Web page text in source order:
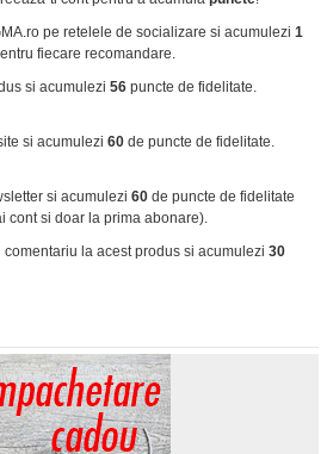
pe retelele de socializare si acumulezi 1
fiecare recomandare.
si acumulezi 56 puncte de fidelitate.
si acumulezi 60 de puncte de fidelitate.
si acumulezi 60 de puncte de fidelitate
cont si doar la prima abonare).
comentariu la acest produs si acumulezi 30